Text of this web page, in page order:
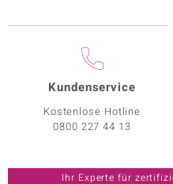
Kundenservice
Kostenlose Hotline
0800 227 44 13
Ihr Experte für